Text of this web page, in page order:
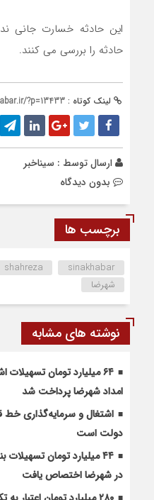
این حادثه خسارت جانی
حادثه را بررسی می کنند.
لینک کوتاه : ?p=13433
ارسال توسط : سیناخبر
بدون دیدگاه
برچسب ها
shahreza sinakhabar
شهرضا
نوشته های مشابه
۶۴ میلیارد تومان
امداد شهرضا پرداخت شد
اشتغال و سرمایه‌گذاری خط
دولت است
۴۴ میلیارد تومان
در شهرضا اختصاص یافت